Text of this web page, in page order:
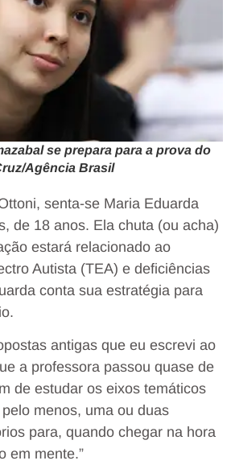
se prepara para a prova do
Agência Brasil
senta-se Maria Eduarda
de 18 anos. Ela chuta (ou acha)
estará relacionado ao
Autista (TEA) e deficiências
conta sua estratégia para
antigas que eu escrevi ao
a professora passou quase de
de estudar os eixos temáticos
menos, uma ou duas
para, quando chegar na hora
em mente.”